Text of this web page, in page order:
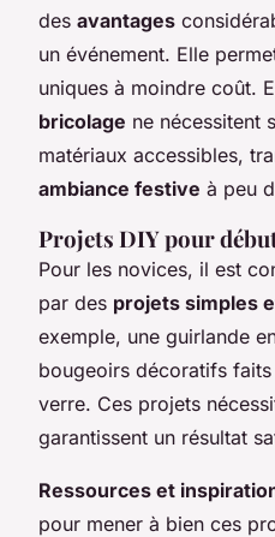
des avantages
un événement. Elle
uniques à moindre coût.
bricolage ne nécessitent
matériaux accessibles,
ambiance festive à peu
Projets DIY pour
Pour les novices, il est
par des projets simples
exemple, une guirlande
bougeoirs décoratifs
verre. Ces projets
garantissent un résultat
Ressources et
pour mener à bien ces